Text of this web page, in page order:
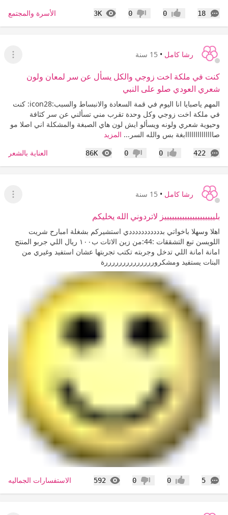
18
التعليقات إعجاب0 عدم إعجاب
0
3K
المشاهدات الأسرة والمجتمع
رشا كامل • 15 سنة
عرض
كنت في ملكة اخت زوجي والكل يسأل عن سر لمعان ولون
شعري العودي صلو على النبي
المهم ياصبايا انا اليوم في قمة السعادة والانبساط والسبب:icon28: كنت
في ملكة اخت زوجي وكل وحدة تقرب مني تسألني عن سر كثافة
وحيوية شعري ولونه ويسألو ايش لون هاي الصبغة والمشكلة اني اصلا مو
صاااااااااااااابغة بس والله السر... المزيد
422
التعليقات إعجاب0 عدم إعجاب
0
86K
المشاهدات العناية بالشعر
رشا كامل • 15 سنة
عرض
بلييييييييييييييييييييز لاتردوني الله يخليكم
اهلا وسهلا باخواتي بدددددددددددي استشيركم بشغلة امبارح شريت
اللويسن تبع التشققات :44:من زين الاتات ب١٠٠ ريال اللي جربو المنتج
امانة امانة اللي تدخل وجربته تكتب تجربتها عشان استفيد وغيري من
البنات يستفيد ومشكروررررررررررررررة
5
التعليقات إعجاب0 عدم إعجاب
0
592
المشاهدات الاستفسارات الجماليه